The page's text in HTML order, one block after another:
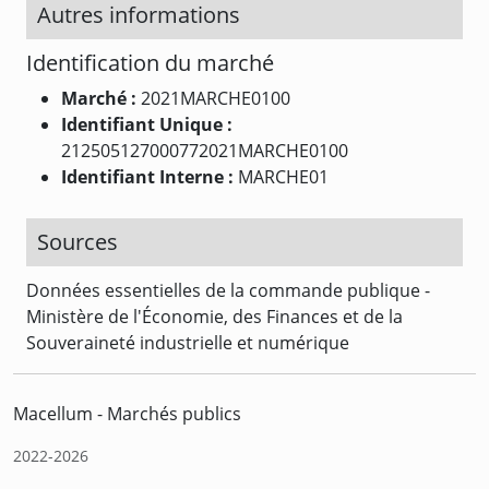
Autres informations
Identification du marché
Marché : 2021MARCHE0100
Identifiant Unique :
212505127000772021MARCHE0100
Identifiant Interne : MARCHE01
Sources
Données essentielles de la commande publique -
Ministère de l'Économie, des Finances et de la
Souveraineté industrielle et numérique
Macellum - Marchés publics
2022-2026